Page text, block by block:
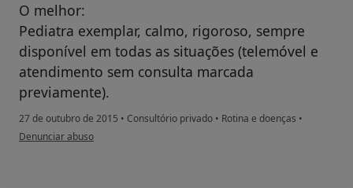
O melhor:
Pediatra exemplar, calmo, rigoroso, sempre
disponível em todas as situações (telemóvel e
atendimento sem consulta marcada
previamente).
27 de outubro de 2015 • Consultório privado • Rotina e doenças •
na opinião do utilizador paciente
Denunciar abuso